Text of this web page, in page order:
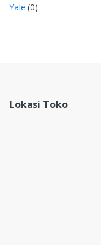
Yale (0)
Lokasi Toko